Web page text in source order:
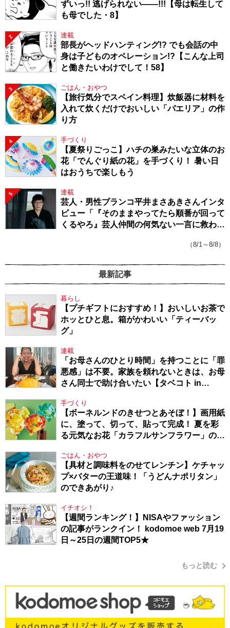
ずいっ!! 逃げられない――!!!【母は転生して
も母でした・8】
2 連載
部長がヘッドハンティング!? でも会話の中
身は子どものオペレーション!?【こんな上司
と働きたいわけでして！58】
3 ごはん・おやつ
【旅行気分でスペイン料理】炊飯器に材料を
入れて炊くだけでおいしい「パエリア」の作
り方
4 手づくり
【夏祭りごっこ】ハチの巣みたいな立体のお
花「でんぐり紙の花」を手づくり！ 暑い日
はおうちで楽しもう
5 連載
芸人・男性ブランコ平井まさあきさんインタ
ビュー「『そのままやってたら順番が回って
くるやろ』芸人仲間の何気ない一言に救われ
（8/1～8/8）
最新記事
暮らし
【プチギフトにおすすめ！】おいしいお茶で
ホッとひと息。箱がかわいい「ティーバッ
グ」
連載
「お母さんのひとり時間」を持つことに「罪
悪感」は不要。家族を頼れないときは、お母
さん同士で助け合いたい【タベコト in
手づくり
【ボーネルンドのきせつとあそぼ！】画用紙
に、塗って、切って、貼って完成！ 夏を彩
る元気なお花「カラフルサンフラワー」の作
ごはん・おやつ
【具材と調味料をのせてレンチン】ケチャッ
プ×バターの王道味！「うどんナポリタン」
のできあがり♪
イチオシ！
【週間ランキング！】NISAやファッション
の記事がランクイン！ kodomoe web 7月19
日～25日の週間TOP5★
もっと読む